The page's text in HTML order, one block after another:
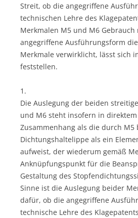
Streit, ob die angegriffene
technischen Lehre des
Merkmalen M5 und M6 Gebrauch
angegriffene Ausführungsform
Merkmale verwirklicht, lässt sich
feststellen.
1.
Die Auslegung der beiden
und M6 steht insofern in
Zusammenhang als die durch M5
Dichtungshaltelippe als ein
aufweist, der wiederum gemäß
Anknüpfungspunkt für die
Gestaltung des
Sinne ist die Auslegung beider
dafür, ob die angegriffene
technische Lehre des